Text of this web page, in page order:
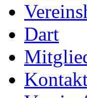
Dart